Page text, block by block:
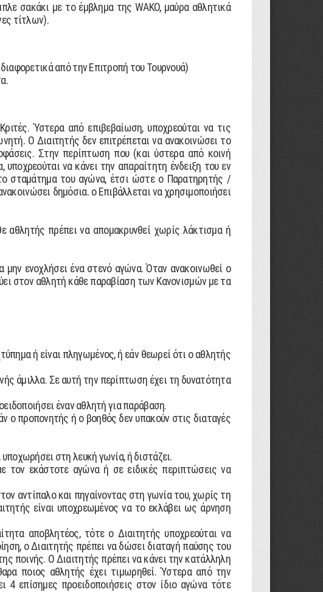
σακάκι µε το έµβληµα της WAKO, µαύρα αθλητικά
τίτλων).
από την Επιτροπή του Τουρνουά)
Ύστερα από επιβεβαίωση, υποχρεούται να τις
Ο ∆ιαιτητής δεν επιτρέπεται να ανακοινώσει το
Στην περίπτωση που (και ύστερα από κοινή
να κάνει την απαραίτητη ένδειξη του εν
σταµάτηµα του αγώνα, έτσι ώστε ο Παρατηρητής /
δηµόσια. o Επιβάλλεται να χρησιµοποιήσει
πρέπει να αποµακρυνθεί χωρίς λάκτισµα ή
µην ενοχλήσει ένα στενό αγώνα. Όταν ανακοινωθεί ο
στον αθλητή κάθε παραβίαση των Κανονισµών µε τα
ή είναι πληγωµένος, ή εάν θεωρεί ότι ο αθλητής
άµιλλα. Σε αυτή την περίπτωση έχει τη δυνατότητα
έναν αθλητή για παράβαση.
ο προπονητής ή ο βοηθός δεν υπακούν στις διαταγές
στη λευκή γωνία, ή διστάζει.
τον εκάστοτε αγώνα ή σε ειδικές περιπτώσεις να
αντίπαλο και πηγαίνοντας στη γωνία του, χωρίς τη
είναι υποχρεωµένος να το εκλάβει ως άρνηση
αποβλητέος, τότε ο ∆ιαιτητής υποχρεούται να
ο ∆ιαιτητής πρέπει να δώσει διαταγή παύσης του
ποινής. Ο ∆ιαιτητής πρέπει να κάνει την κατάλληλη
ποιος αθλητής έχει τιµωρηθεί. Ύστερα από την
4 επίσηµες προειδοποιήσεις στον ίδιο αγώνα τότε